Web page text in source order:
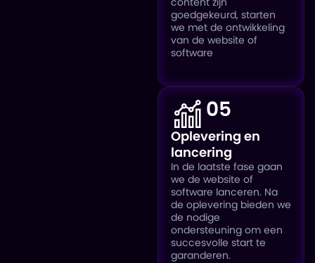
goedgekeurd, starten
we met de ontwikkeling
van de website of
software
05
Oplevering en
lancering
In de laatste fase gaan
we de website of
software lanceren. Na
de oplevering bieden we
de nodige
ondersteuning om een
succesvolle start te
garanderen.